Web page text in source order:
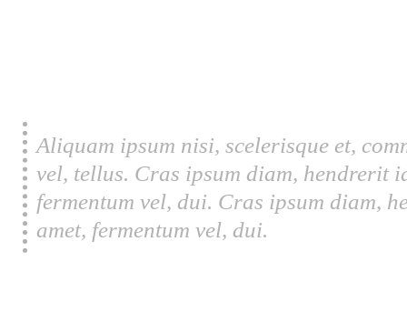
Aliquam ipsum nisi, scelerisque et,
vel, tellus. Cras ipsum diam, hendrerit
fermentum vel, dui. Cras ipsum diam,
amet, fermentum vel, dui.